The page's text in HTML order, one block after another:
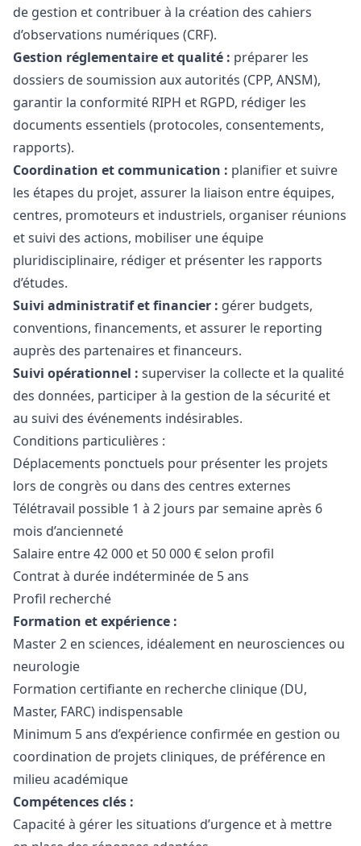
de gestion et contribuer à la création des cahiers
d’observations numériques (CRF).
Gestion réglementaire et qualité : préparer les
dossiers de soumission aux autorités (CPP, ANSM),
garantir la conformité RIPH et RGPD, rédiger les
documents essentiels (protocoles, consentements,
rapports).
Coordination et communication : planifier et suivre
les étapes du projet, assurer la liaison entre équipes,
centres, promoteurs et industriels, organiser réunions
et suivi des actions, mobiliser une équipe
pluridisciplinaire, rédiger et présenter les rapports
d’études.
Suivi administratif et financier : gérer budgets,
conventions, financements, et assurer le reporting
auprès des partenaires et financeurs.
Suivi opérationnel : superviser la collecte et la qualité
des données, participer à la gestion de la sécurité et
au suivi des événements indésirables.
Conditions particulières :
Déplacements ponctuels pour présenter les projets
lors de congrès ou dans des centres externes
Télétravail possible 1 à 2 jours par semaine après 6
mois d’ancienneté
Salaire entre 42 000 et 50 000 € selon profil
Contrat à durée indéterminée de 5 ans
Profil recherché
Formation et expérience :
Master 2 en sciences, idéalement en neurosciences ou
neurologie
Formation certifiante en recherche clinique (DU,
Master, FARC) indispensable
Minimum 5 ans d’expérience confirmée en gestion ou
coordination de projets cliniques, de préférence en
milieu académique
Compétences clés :
Capacité à gérer les situations d’urgence et à mettre